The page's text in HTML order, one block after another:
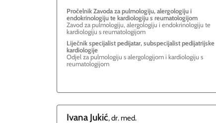
Pročelnik Zavoda za pulmologiju, alergologiju i
endokrinologiju te kardiologiju s reumatologijom
Zavod za pulmologiju, alergologiju i endokrinologiju te
kardiologiju s reumatologijom
Liječnik specijalist pedijatar, subspecijalist pedijatrijske
kardiologije
Odjel za pulmologiju s alergologijom i kardiologiju s
reumatologijom
Ivana Jukić, dr. med.